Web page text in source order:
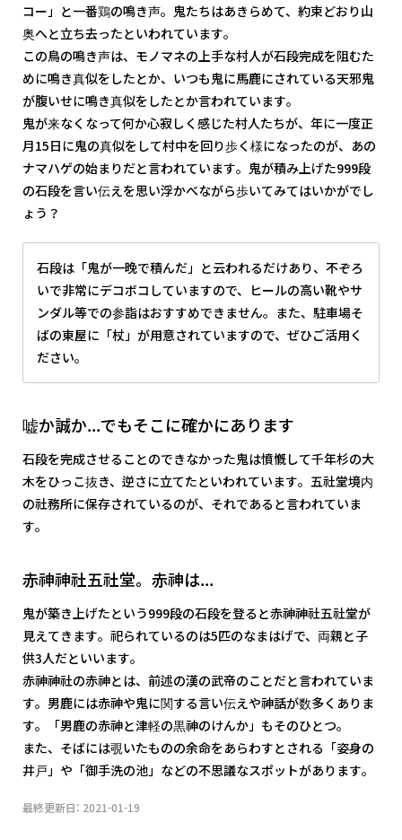
コー」と一番鶏の鳴き声。鬼たちはあきらめて、約束どおり山
奥へと立ち去ったといわれています。
この鳥の鳴き声は、モノマネの上手な村人が石段完成を阻むた
めに鳴き真似をしたとか、いつも鬼に馬鹿にされている天邪鬼
が腹いせに鳴き真似をしたとか言われています。
鬼が来なくなって何か心寂しく感じた村人たちが、年に一度正
月15日に鬼の真似をして村中を回り歩く様になったのが、あの
ナマハゲの始まりだと言われています。鬼が積み上げた999段
の石段を言い伝えを思い浮かべながら歩いてみてはいかがでし
ょう？
石段は「鬼が一晩で積んだ」と云われるだけあり、不ぞろ
いで非常にデコボコしていますので、ヒールの高い靴やサ
ンダル等での参詣はおすすめできません。また、駐車場そ
ばの東屋に「杖」が用意されていますので、ぜひご活用く
ださい。
嘘か誠か...でもそこに確かにあります
石段を完成させることのできなかった鬼は憤慨して千年杉の大
木をひっこ抜き、逆さに立てたといわれています。五社堂境内
の社務所に保存されているのが、それであると言われていま
す。
赤神神社五社堂。赤神は...
鬼が築き上げたという999段の石段を登ると赤神神社五社堂が
見えてきます。祀られているのは5匹のなまはげで、両親と子
供3人だといいます。
赤神神社の赤神とは、前述の漢の武帝のことだと言われていま
す。男鹿には赤神や鬼に関する言い伝えや神話が数多くありま
す。「男鹿の赤神と津軽の黒神のけんか」もそのひとつ。
また、そばには覗いたものの余命をあらわすとされる「姿身の
井戸」や「御手洗の池」などの不思議なスポットがあります。
最終更新日: 2021-01-19